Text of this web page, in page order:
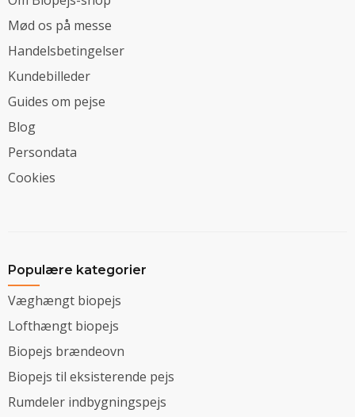
Mød os på messe
Handelsbetingelser
Kundebilleder
Guides om pejse
Blog
Persondata
Cookies
Populære kategorier
Væghængt biopejs
Lofthængt biopejs
Biopejs brændeovn
Biopejs til eksisterende pejs
Rumdeler indbygningspejs